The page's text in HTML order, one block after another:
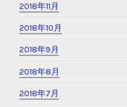
2018年11月
2018年10月
2018年9月
2018年8月
2018年7月